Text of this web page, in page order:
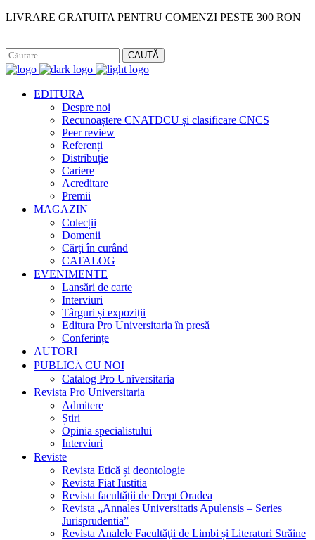
LIVRARE GRATUITA PENTRU COMENZI PESTE 300 RON
CAUTĂ
EDITURA
Despre noi
Recunoaștere CNATDCU și clasificare CNCS
Peer review
Referenți
Distribuție
Cariere
Acreditare
Premii
MAGAZIN
Colecții
Domenii
Cărţi în curând
CATALOG
EVENIMENTE
Lansări de carte
Interviuri
Târguri și expoziții
Editura Pro Universitaria în presă
Conferințe
AUTORI
PUBLICĂ CU NOI
Catalog Pro Universitaria
Revista Pro Universitaria
Admitere
Știri
Opinia specialistului
Interviuri
Reviste
Revista Etică și deontologie
Revista Fiat Iustitia
Revista facultății de Drept Oradea
Revista „Annales Universitatis Apulensis – Series
Jurisprudentia”
Revista Analele Facultăţii de Limbi și Literaturi Străine